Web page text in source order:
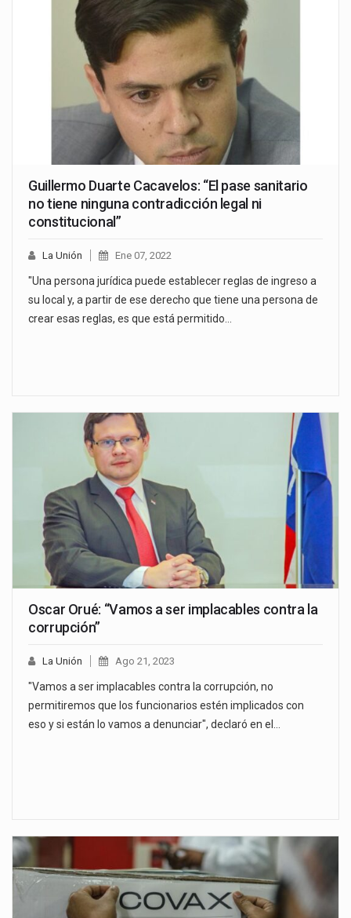
Guillermo Duarte Cacavelos: “El pase sanitario
no tiene ninguna contradicción legal ni
constitucional”
La Unión Ene 07, 2022
"Una persona jurídica puede establecer reglas de ingreso a
su local y, a partir de ese derecho que tiene una persona de
crear esas reglas, es que está permitido…
Oscar Orué: “Vamos a ser implacables contra la
corrupción”
La Unión Ago 21, 2023
"Vamos a ser implacables contra la corrupción, no
permitiremos que los funcionarios estén implicados con
eso y si están lo vamos a denunciar", declaró en el…